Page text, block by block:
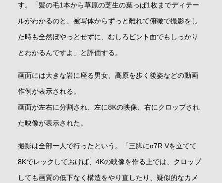
す。「髪の毛1本から草原の芝生の葉っぱ1枚までディテー
ルがわかるのと、被写体からずっと離れて俯瞰で撮影をし
た時も全然ぼやっとせずに、むしろピント面でもしっかり
とわかるんですよ」と評価する。
画面には大きな岩に座る男女、高原を歩く後姿などの動画
作例が表示される。
画面が左右に分割され、左に8Kの映像、右にクロップされ
た映像が表示された。
撮影は全部一人で行ったという。「三脚にα7R Vを立てて
8Kでレックしておけば、4Kの映像を作る上では、クロップ
しても画質の低下なく構造をやり直したり、疑似的なカメ